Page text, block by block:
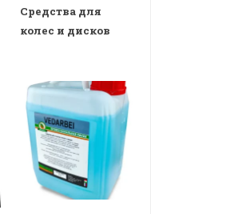
Средства для
колес и дисков